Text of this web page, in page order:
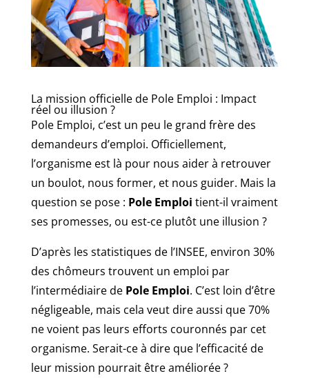
La mission officielle de Pole Emploi : Impact
réel ou illusion ?
Pole Emploi, c’est un peu le grand frère des
demandeurs d’emploi. Officiellement,
l’organisme est là pour nous aider à retrouver
un boulot, nous former, et nous guider. Mais la
question se pose : Pole Emploi tient-il vraiment
ses promesses, ou est-ce plutôt une illusion ?
D’après les statistiques de l’INSEE, environ 30%
des chômeurs trouvent un emploi par
l’intermédiaire de Pole Emploi. C’est loin d’être
négligeable, mais cela veut dire aussi que 70%
ne voient pas leurs efforts couronnés par cet
organisme. Serait-ce à dire que l’efficacité de
leur mission pourrait être améliorée ?